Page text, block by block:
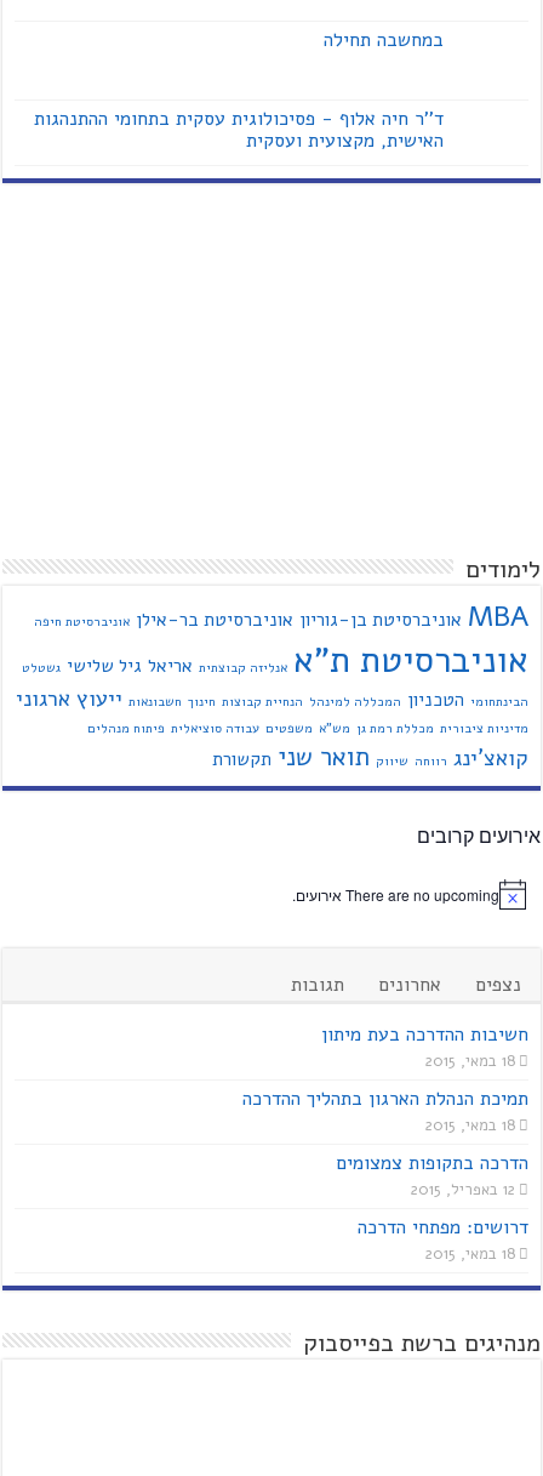
במחשבה תחילה
ד''ר חיה אלוף - פסיכולוגית עסקית בתחומי ההתנהגות
האישית, מקצועית ועסקית
לימודים
MBA אוניברסיטת בן-גוריון אוניברסיטת בר-אילן אוניברסיטת חיפה
אוניברסיטת ת"א אנליזה קבוצתית אריאל גיל שלישי גשטלט
הבינתחומי הטכניון המכללה למינהל הנחיית קבוצות חינוך חשבונאות ייעוץ ארגוני
מדיניות ציבורית מכללת רמת גן מש"א משפטים עבודה סוציאלית פיתוח מנהלים
קואצ'ינג רווחה שיווק תואר שני תקשורת
אירועים קרובים
There are no upcoming אירועים.
נצפים אחרונים
תגובות
חשיבות ההדרכה בעת מיתון
18 במאי, 2015
תמיכת הנהלת הארגון בתהליך ההדרכה
18 במאי, 2015
הדרכה בתקופות צמצומים
12 באפריל, 2015
דרושים: מפתחי הדרכה
18 במאי, 2015
מנהיגים ברשת בפייסבוק